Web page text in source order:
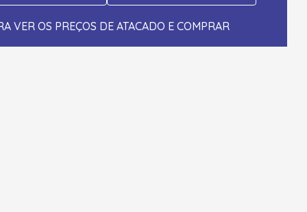
VER OS PREÇOS DE ATACADO E COMPRAR